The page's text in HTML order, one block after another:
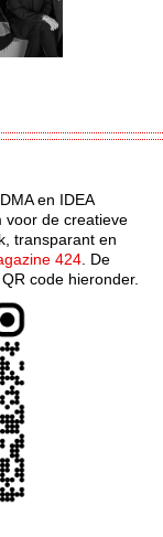
en IDEA
voor de creatieve
transparant en
424 . De
code hieronder.